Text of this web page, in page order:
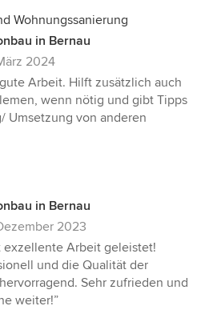
Wohnungssanierung
in Bernau
2024
Arbeit. Hilft zusätzlich auch
wenn nötig und gibt Tipps
Umsetzung von anderen
in Bernau
2023
exzellente Arbeit geleistet!
und die Qualität der
Sehr zufrieden und
weiter!”